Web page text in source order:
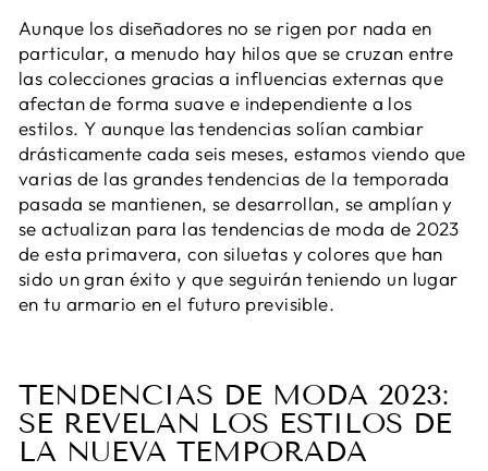
Aunque los diseñadores no se rigen por nada en
particular, a menudo hay hilos que se cruzan entre
las colecciones gracias a influencias externas que
afectan de forma suave e independiente a los
estilos. Y aunque las tendencias solían cambiar
drásticamente cada seis meses, estamos viendo que
varias de las grandes tendencias de la temporada
pasada se mantienen, se desarrollan, se amplían y
se actualizan para las tendencias de moda de 2023
de esta primavera, con siluetas y colores que han
sido un gran éxito y que seguirán teniendo un lugar
en tu armario en el futuro previsible.
TENDENCIAS DE MODA 2023:
SE REVELAN LOS ESTILOS DE
LA NUEVA TEMPORADA